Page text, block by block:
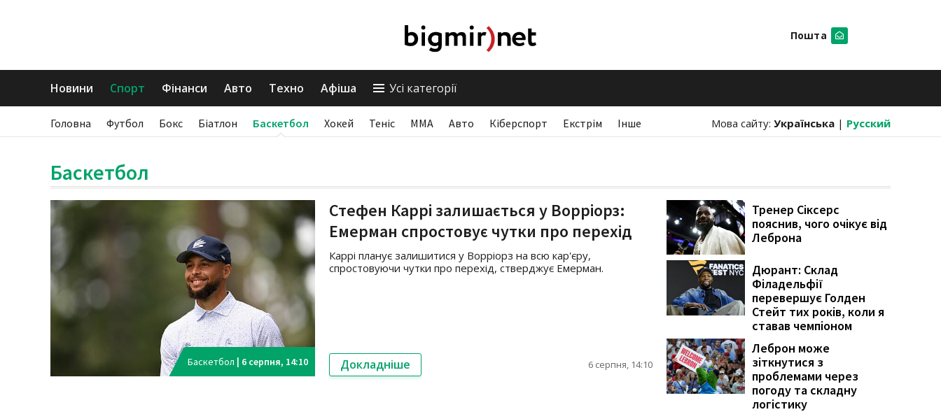
Пошта
Новини Спорт Фінанси Авто Техно Афіша Усі категорії
Головна Футбол Бокс Біатлон Баскетбол Хокей Теніс ММА Авто Кіберспорт Екстрім Інше Мова сайту: Українська | Русский
Баскетбол
Баскетбол | 6 серпня, 14:10
Стефен Каррі залишається у Ворріорз:
Емерман спростовує чутки про перехід
Каррі планує залишитися у Ворріорз на всю кар'єру,
спростовуючи чутки про перехід, стверджує Емерман.
Докладніше 6 серпня, 14:10
Тренер Сіксерс
пояснив, чого очікує від
Леброна
Дюрант: Склад
Філадельфії
перевершує Голден
Стейт тих років, коли я
ставав чемпіоном
Леброн може
зіткнутися з
проблемами через
погоду та складну
логістику